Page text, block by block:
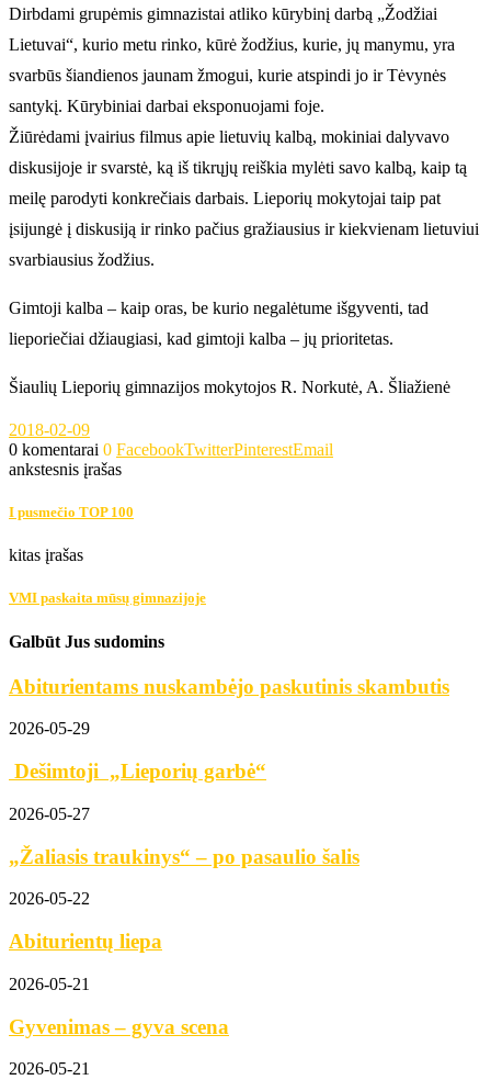
Dirbdami grupėmis gimnazistai atliko kūrybinį darbą „Žodžiai
Lietuvai“, kurio metu rinko, kūrė žodžius, kurie, jų manymu, yra
svarbūs šiandienos jaunam žmogui, kurie atspindi jo ir Tėvynės
santykį. Kūrybiniai darbai eksponuojami foje.
Žiūrėdami įvairius filmus apie lietuvių kalbą, mokiniai dalyvavo
diskusijoje ir svarstė, ką iš tikrųjų reiškia mylėti savo kalbą, kaip tą
meilę parodyti konkrečiais darbais. Lieporių mokytojai taip pat
įsijungė į diskusiją ir rinko pačius gražiausius ir kiekvienam lietuviui
svarbiausius žodžius.
Gimtoji kalba – kaip oras, be kurio negalėtume išgyventi, tad
lieporiečiai džiaugiasi, kad gimtoji kalba – jų prioritetas.
Šiaulių Lieporių gimnazijos mokytojos R. Norkutė, A. Šliažienė
2018-02-09
0 komentarai 0 FacebookTwitterPinterestEmail
ankstesnis įrašas
I pusmečio TOP 100
kitas įrašas
VMI paskaita mūsų gimnazijoje
Galbūt Jus sudomins
Abiturientams nuskambėjo paskutinis skambutis
2026-05-29
Dešimtoji „Lieporių garbė“
2026-05-27
„Žaliasis traukinys“ – po pasaulio šalis
2026-05-22
Abiturientų liepa
2026-05-21
Gyvenimas – gyva scena
2026-05-21